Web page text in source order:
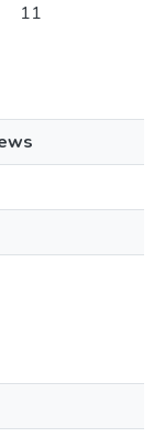
11